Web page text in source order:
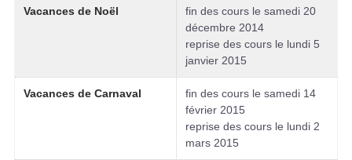
Vacances de Noël
fin des cours le samedi 20
décembre 2014
reprise des cours le lundi 5
janvier 2015
Vacances de Carnaval
fin des cours le samedi 14
février 2015
reprise des cours le lundi 2
mars 2015